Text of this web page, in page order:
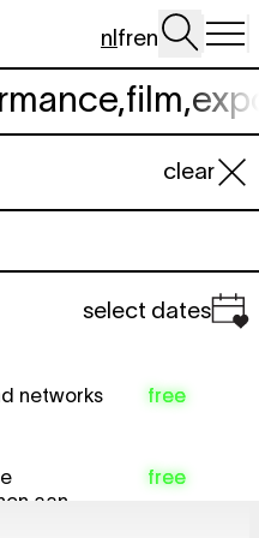
nlfren
,film,
clear
select dates
networks free
aan
free